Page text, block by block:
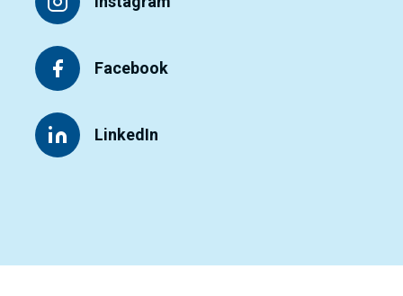
Facebook
LinkedIn